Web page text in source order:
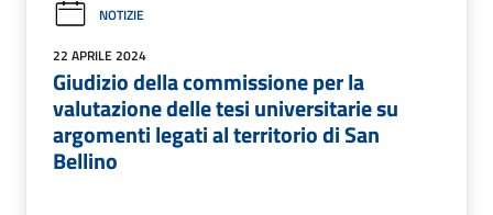
NOTIZIE
22 APRILE 2024
Giudizio della commissione per la
valutazione delle tesi universitarie su
argomenti legati al territorio di San
Bellino